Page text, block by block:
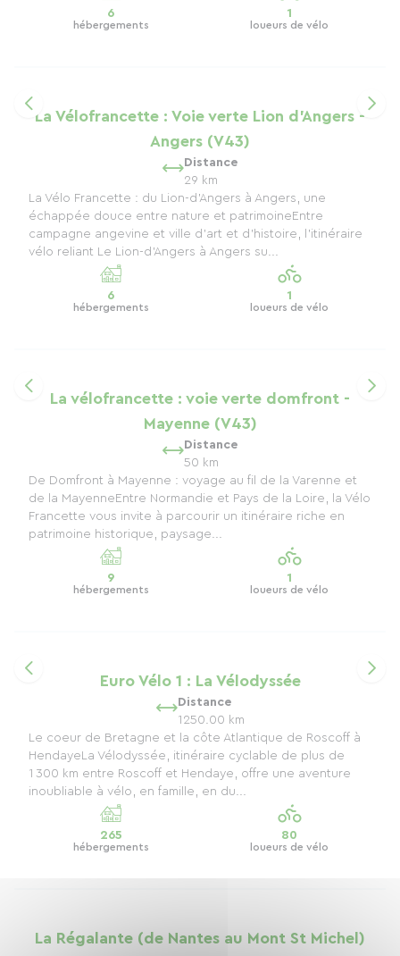
6
hébergements
1
loueurs de vélo
La Vélofrancette : Voie verte Lion d'Angers -
Angers (V43)
Distance
29 km
La Vélo Francette : du Lion-d’Angers à Angers, une
échappée douce entre nature et patrimoineEntre
campagne angevine et ville d’art et d’histoire, l’itinéraire
vélo reliant Le Lion-d’Angers à Angers su...
6
hébergements
1
loueurs de vélo
La vélofrancette : voie verte domfront -
Mayenne (V43)
Distance
50 km
De Domfront à Mayenne : voyage au fil de la Varenne et
de la MayenneEntre Normandie et Pays de la Loire, la Vélo
Francette vous invite à parcourir un itinéraire riche en
patrimoine historique, paysage...
9
hébergements
1
loueurs de vélo
Euro Vélo 1 : La Vélodyssée
Distance
1250.00 km
Le coeur de Bretagne et la côte Atlantique de Roscoff à
HendayeLa Vélodyssée, itinéraire cyclable de plus de
1 300 km entre Roscoff et Hendaye, offre une aventure
inoubliable à vélo, en famille, en du...
265
hébergements
80
loueurs de vélo
La Régalante (de Nantes au Mont St Michel)